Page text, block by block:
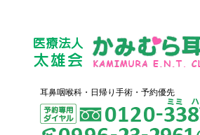
耳鼻咽喉科・日帰り手術・予約優先